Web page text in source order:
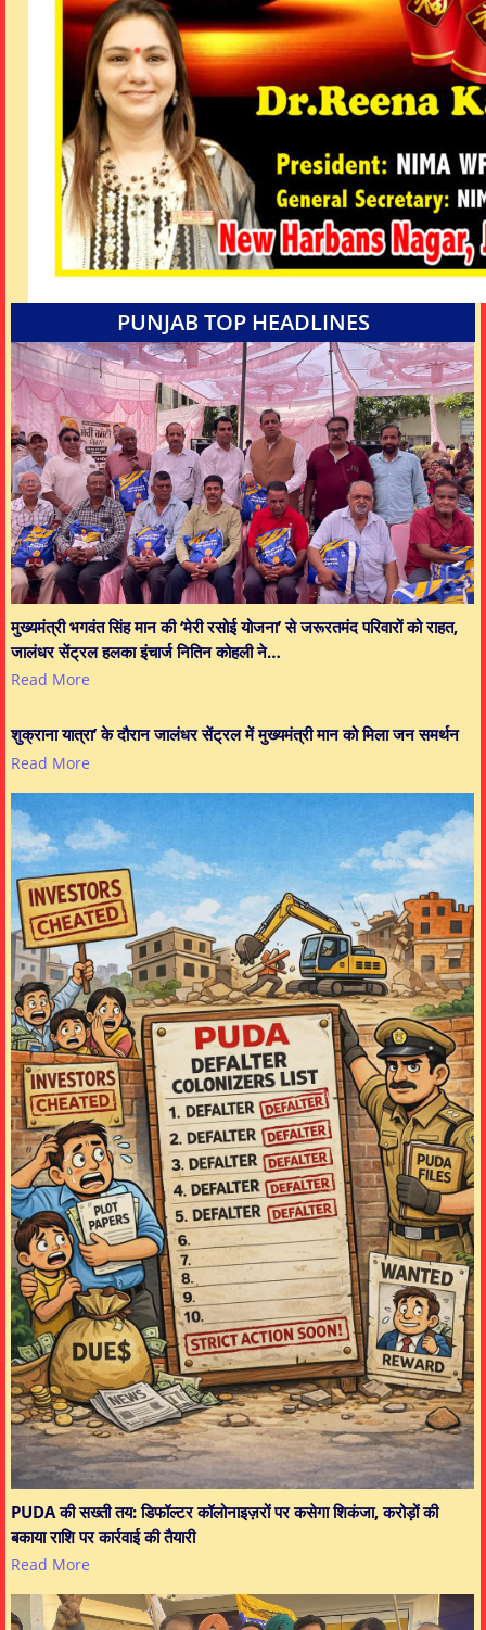
PUNJAB TOP HEADLINES
मुख्यमंत्री भगवंत सिंह मान की ‘मेरी रसोई योजना’ से जरूरतमंद परिवारों को राहत,
जालंधर सेंट्रल हलका इंचार्ज नितिन कोहली ने…
Read More
शुक्राना यात्रा’ के दौरान जालंधर सेंट्रल में मुख्यमंत्री मान को मिला जन समर्थन
Read More
PUDA की सख्ती तय: डिफॉल्टर कॉलोनाइज़रों पर कसेगा शिकंजा, करोड़ों की
बकाया राशि पर कार्रवाई की तैयारी
Read More